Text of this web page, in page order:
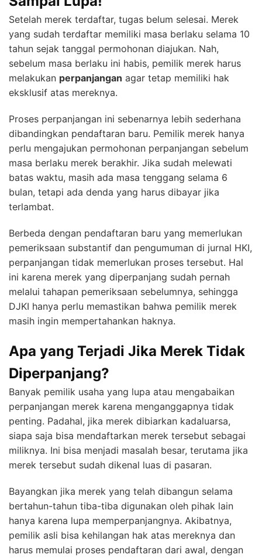
Setelah merek terdaftar, tugas belum selesai. Merek
yang sudah terdaftar memiliki masa berlaku selama 10
tahun sejak tanggal permohonan diajukan. Nah,
sebelum masa berlaku ini habis, pemilik merek harus
melakukan perpanjangan agar tetap memiliki hak
eksklusif atas mereknya.
Proses perpanjangan ini sebenarnya lebih sederhana
dibandingkan pendaftaran baru. Pemilik merek hanya
perlu mengajukan permohonan perpanjangan sebelum
masa berlaku merek berakhir. Jika sudah melewati
batas waktu, masih ada masa tenggang selama 6
bulan, tetapi ada denda yang harus dibayar jika
terlambat.
Berbeda dengan pendaftaran baru yang memerlukan
pemeriksaan substantif dan pengumuman di jurnal HKI,
perpanjangan tidak memerlukan proses tersebut. Hal
ini karena merek yang diperpanjang sudah pernah
melalui tahapan pemeriksaan sebelumnya, sehingga
DJKI hanya perlu memastikan bahwa pemilik merek
masih ingin mempertahankan haknya.
Apa yang Terjadi Jika Merek Tidak
Diperpanjang?
Banyak pemilik usaha yang lupa atau mengabaikan
perpanjangan merek karena menganggapnya tidak
penting. Padahal, jika merek dibiarkan kadaluarsa,
siapa saja bisa mendaftarkan merek tersebut sebagai
miliknya. Ini bisa menjadi masalah besar, terutama jika
merek tersebut sudah dikenal luas di pasaran.
Bayangkan jika merek yang telah dibangun selama
bertahun-tahun tiba-tiba digunakan oleh pihak lain
hanya karena lupa memperpanjangnya. Akibatnya,
pemilik asli bisa kehilangan hak atas mereknya dan
harus memulai proses pendaftaran dari awal, dengan